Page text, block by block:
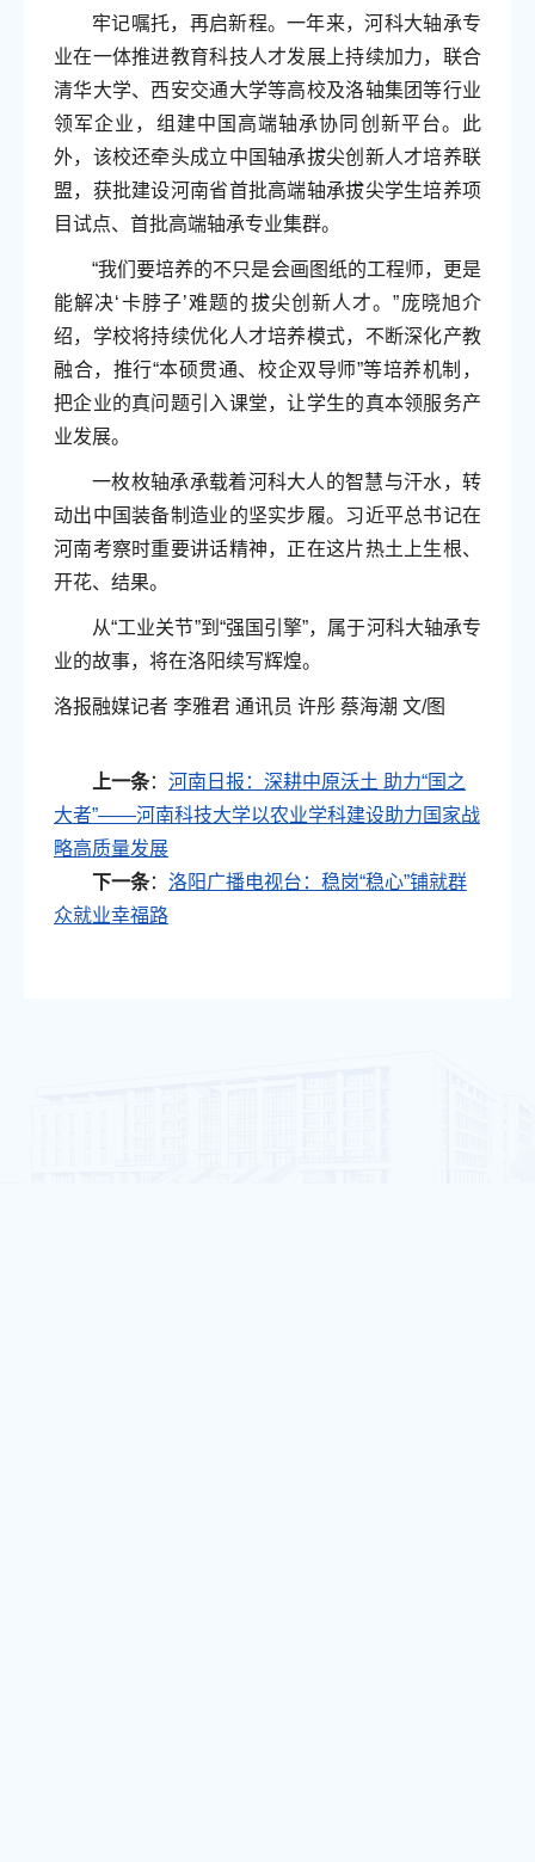
牢记嘱托，再启新程。一年来，河科大轴承专
业在一体推进教育科技人才发展上持续加力，联合
清华大学、西安交通大学等高校及洛轴集团等行业
领军企业，组建中国高端轴承协同创新平台。此
外，该校还牵头成立中国轴承拔尖创新人才培养联
盟，获批建设河南省首批高端轴承拔尖学生培养项
目试点、首批高端轴承专业集群。
“我们要培养的不只是会画图纸的工程师，更是
能解决‘卡脖子’难题的拔尖创新人才。”庞晓旭介
绍，学校将持续优化人才培养模式，不断深化产教
融合，推行“本硕贯通、校企双导师”等培养机制，
把企业的真问题引入课堂，让学生的真本领服务产
业发展。
一枚枚轴承承载着河科大人的智慧与汗水，转
动出中国装备制造业的坚实步履。习近平总书记在
河南考察时重要讲话精神，正在这片热土上生根、
开花、结果。
从“工业关节”到“强国引擎”，属于河科大轴承专
业的故事，将在洛阳续写辉煌。
洛报融媒记者 李雅君 通讯员 许彤 蔡海潮 文/图
上一条： 河南日报：深耕中原沃土 助力“国之
大者”——河南科技大学以农业学科建设助力国家战
略高质量发展
下一条： 洛阳广播电视台：稳岗“稳心”铺就群
众就业幸福路